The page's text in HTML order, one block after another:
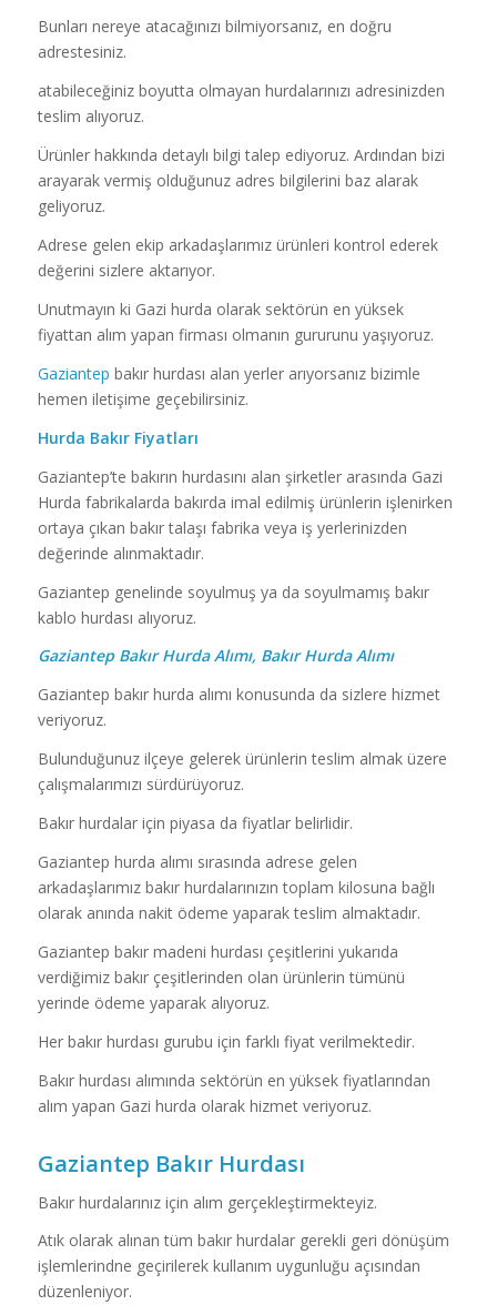
Bunları nereye atacağınızı bilmiyorsanız, en doğru
adrestesiniz.
atabileceğiniz boyutta olmayan hurdalarınızı adresinizden
teslim alıyoruz.
Ürünler hakkında detaylı bilgi talep ediyoruz. Ardından bizi
arayarak vermiş olduğunuz adres bilgilerini baz alarak
geliyoruz.
Adrese gelen ekip arkadaşlarımız ürünleri kontrol ederek
değerini sizlere aktarıyor.
Unutmayın ki Gazi hurda olarak sektörün en yüksek
fiyattan alım yapan firması olmanın gururunu yaşıyoruz.
Gaziantep bakır hurdası alan yerler arıyorsanız bizimle
hemen iletişime geçebilirsiniz.
Hurda Bakır Fiyatları
Gaziantep’te bakırın hurdasını alan şirketler arasında Gazi
Hurda fabrikalarda bakırda imal edilmiş ürünlerin işlenirken
ortaya çıkan bakır talaşı fabrika veya iş yerlerinizden
değerinde alınmaktadır.
Gaziantep genelinde soyulmuş ya da soyulmamış bakır
kablo hurdası alıyoruz.
Gaziantep Bakır Hurda Alımı, Bakır Hurda Alımı
Gaziantep bakır hurda alımı konusunda da sizlere hizmet
veriyoruz.
Bulunduğunuz ilçeye gelerek ürünlerin teslim almak üzere
çalışmalarımızı sürdürüyoruz.
Bakır hurdalar için piyasa da fiyatlar belirlidir.
Gaziantep hurda alımı sırasında adrese gelen
arkadaşlarımız bakır hurdalarınızın toplam kilosuna bağlı
olarak anında nakit ödeme yaparak teslim almaktadır.
Gaziantep bakır madeni hurdası çeşitlerini yukarıda
verdiğimiz bakır çeşitlerinden olan ürünlerin tümünü
yerinde ödeme yaparak alıyoruz.
Her bakır hurdası gurubu için farklı fiyat verilmektedir.
Bakır hurdası alımında sektörün en yüksek fiyatlarından
alım yapan Gazi hurda olarak hizmet veriyoruz.
Gaziantep Bakır Hurdası
Bakır hurdalarınız için alım gerçekleştirmekteyiz.
Atık olarak alınan tüm bakır hurdalar gerekli geri dönüşüm
işlemlerindne geçirilerek kullanım uygunluğu açısından
düzenleniyor.